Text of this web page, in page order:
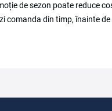
de sezon poate reduce
comanda din timp, înainte de